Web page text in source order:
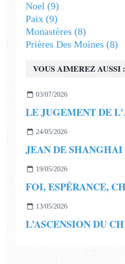
VOUS AIMEREZ AUSSI :
03/07/2026
24/05/2026
19/05/2026
13/05/2026
Noel (9)
Paix (9)
Monastères (8)
Prières Des Moines (8)